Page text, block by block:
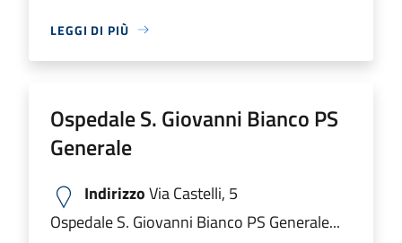
LEGGI DI PIÙ
Ospedale S. Giovanni Bianco PS
Generale
IndirizzoVia Castelli, 5
Ospedale S. Giovanni Bianco PS Generale...